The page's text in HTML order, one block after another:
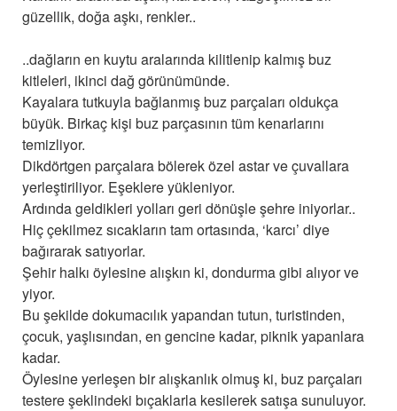
güzellik, doğa aşkı, renkler..
..dağların en kuytu aralarında kilitlenip kalmış buz
kitleleri, ikinci dağ görünümünde.
Kayalara tutkuyla bağlanmış buz parçaları oldukça
büyük. Birkaç kişi buz parçasının tüm kenarlarını
temizliyor.
Dikdörtgen parçalara bölerek özel astar ve çuvallara
yerleştiriliyor. Eşeklere yükleniyor.
Ardında geldikleri yolları geri dönüşle şehre iniyorlar..
Hiç çekilmez sıcakların tam ortasında, ‘karcı’ diye
bağırarak satıyorlar.
Şehir halkı öylesine alışkın ki, dondurma gibi alıyor ve
yiyor.
Bu şekilde dokumacılık yapandan tutun, turistinden,
çocuk, yaşlısından, en gencine kadar, piknik yapanlara
kadar.
Öylesine yerleşen bir alışkanlık olmuş ki, buz parçaları
testere şeklindeki bıçaklarla kesilerek satışa sunuluyor.